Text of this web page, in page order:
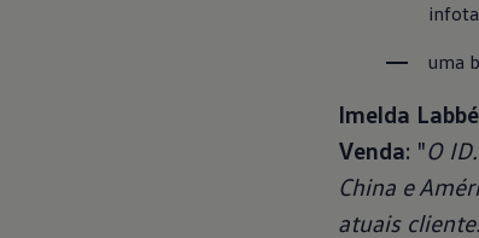
uma
Imelda
Venda: "O
China e
atuais